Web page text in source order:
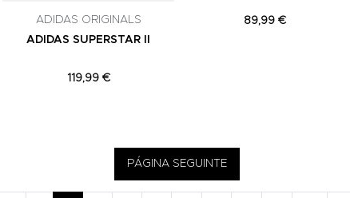
ADIDAS ORIGINALS
ADIDAS SUPERSTAR II
119,99 €
89,99 €
PÁGINA SEGUINTE